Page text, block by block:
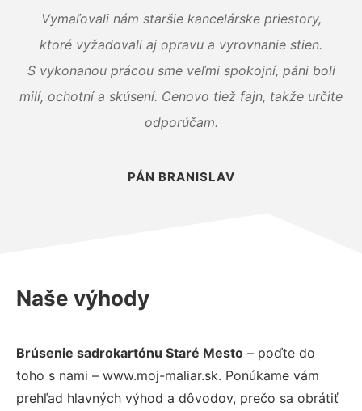
Vymaľovali nám staršie kancelárske priestory,
ktoré vyžadovali aj opravu a vyrovnanie stien.
S vykonanou prácou sme veľmi spokojní, páni boli
milí, ochotní a skúsení. Cenovo tiež fajn, takže určite
odporúčam.
PÁN BRANISLAV
Naše výhody
Brúsenie sadrokartónu Staré Mesto – poďte do
toho s nami – www.moj-maliar.sk. Ponúkame vám
prehľad hlavných výhod a dôvodov, prečo sa obrátiť